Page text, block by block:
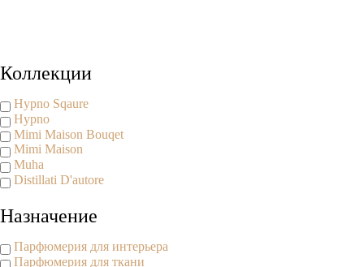
Коллекции
Hypno Sqaure
Hypno
Mimi Maison Bouqet
Mimi Maison
Muha
Distillati D'autore
Назначение
Парфюмерия для интерьера
Парфюмерия для ткани